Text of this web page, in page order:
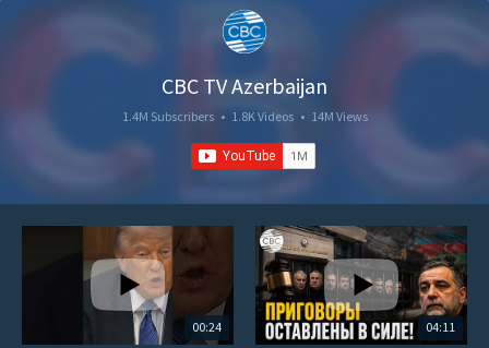
CBC TV Azerbaijan
1.4M Subscribers • 1.8K Videos • 14M Views
00:24 04:11